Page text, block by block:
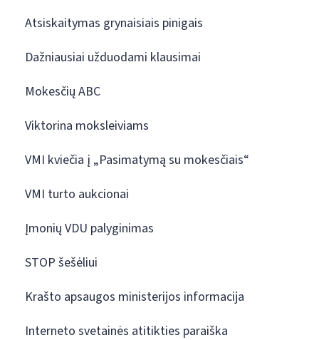
Atsiskaitymas grynaisiais pinigais
Dažniausiai užduodami klausimai
Mokesčių ABC
Viktorina moksleiviams
VMI kviečia į „Pasimatymą su mokesčiais“
VMI turto aukcionai
Įmonių VDU palyginimas
STOP šešėliui
Krašto apsaugos ministerijos informacija
Interneto svetainės atitikties paraiška